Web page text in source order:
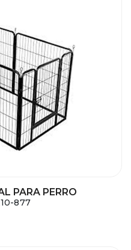
PARA PERRO
877